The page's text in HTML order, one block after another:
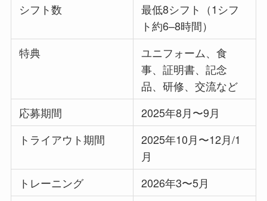
シフト数
最低8シフト（1シフ
ト約6–8時間）
特典
ユニフォーム、食
事、証明書、記念
品、研修、交流など
応募期間
2025年8月〜9月
トライアウト期間
2025年10月〜12月/1
月
トレーニング
2026年3〜5月